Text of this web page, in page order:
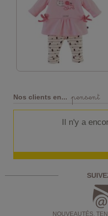
Nos clients en... pensent
Il n'y a
NOUVEAUTÉS,